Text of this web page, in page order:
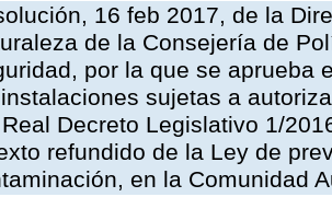
16 feb 2017, de la
de la Consejería de
por la que se aprueba
sujetas a
Decreto Legislativo 1/
refundido de la Ley de
en la Comunidad